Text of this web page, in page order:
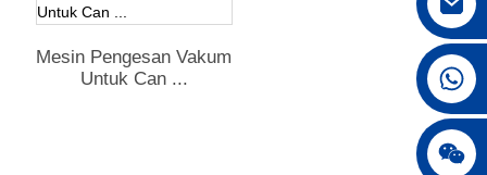
Mesin Pengesan Vakum
Untuk Can ...